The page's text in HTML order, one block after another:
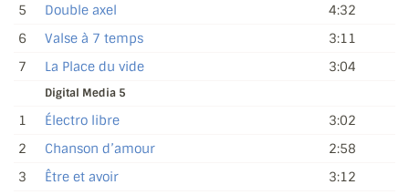
5
Double axel
4:32
6
Valse à 7 temps
3:11
7
La Place du vide 3:04
Digital Media 5
1 Électro libre
3:02
2
Chanson d’amour
2:58
3
Être et avoir
3:12